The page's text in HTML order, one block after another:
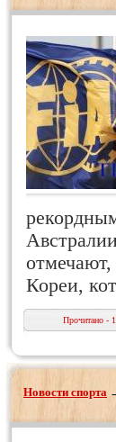
отмечают,
Кореи,
Прочитано -
Новости спорта